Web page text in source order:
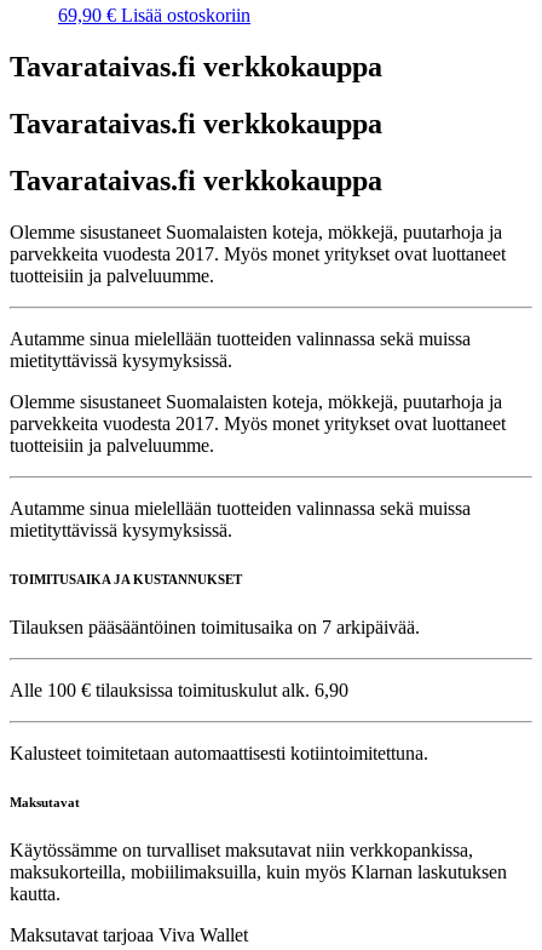
69,90 € Lisää ostoskoriin
Tavarataivas.fi verkkokauppa
Tavarataivas.fi verkkokauppa
Tavarataivas.fi verkkokauppa
Olemme sisustaneet Suomalaisten koteja, mökkejä, puutarhoja ja
parvekkeita vuodesta 2017. Myös monet yritykset ovat luottaneet
tuotteisiin ja palveluumme.
Autamme sinua mielellään tuotteiden valinnassa sekä muissa
mietityttävissä kysymyksissä.
Olemme sisustaneet Suomalaisten koteja, mökkejä, puutarhoja ja
parvekkeita vuodesta 2017. Myös monet yritykset ovat luottaneet
tuotteisiin ja palveluumme.
Autamme sinua mielellään tuotteiden valinnassa sekä muissa
mietityttävissä kysymyksissä.
TOIMITUSAIKA JA KUSTANNUKSET
Tilauksen pääsääntöinen toimitusaika on 7 arkipäivää.
Alle 100 € tilauksissa toimituskulut alk. 6,90
Kalusteet toimitetaan automaattisesti kotiintoimitettuna.
Maksutavat
Käytössämme on turvalliset maksutavat niin verkkopankissa,
maksukorteilla, mobiilimaksuilla, kuin myös Klarnan laskutuksen
kautta.
Maksutavat tarjoaa Viva Wallet